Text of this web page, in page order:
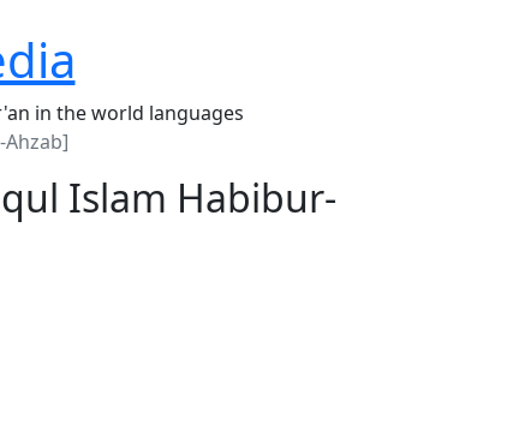
in the world languages
Islam Habibur-